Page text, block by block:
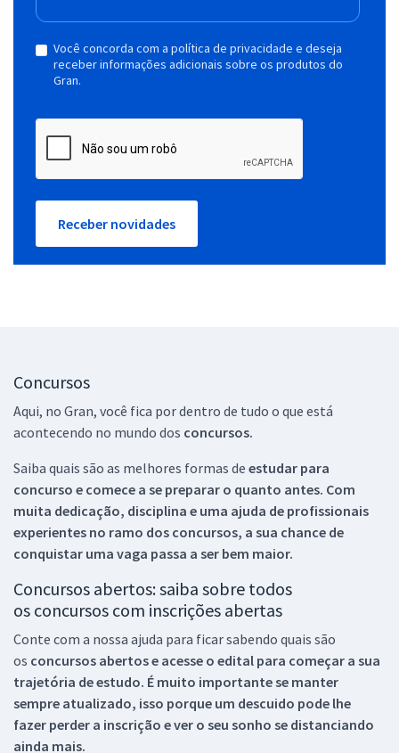
Você concorda com a política de privacidade e deseja
receber informações adicionais sobre os produtos do
Gran.
Receber novidades
Concursos
Aqui, no Gran, você fica por dentro de tudo o que está
acontecendo no mundo dos concursos.
Saiba quais são as melhores formas de estudar para
concurso e comece a se preparar o quanto antes. Com
muita dedicação, disciplina e uma ajuda de profissionais
experientes no ramo dos concursos, a sua chance de
conquistar uma vaga passa a ser bem maior.
Concursos abertos: saiba sobre todos
os concursos com inscrições abertas
Conte com a nossa ajuda para ficar sabendo quais são
os concursos abertos e acesse o edital para começar a sua
trajetória de estudo. É muito importante se manter
sempre atualizado, isso porque um descuido pode lhe
fazer perder a inscrição e ver o seu sonho se distanciando
ainda mais.